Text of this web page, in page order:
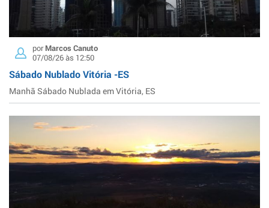
porMarcos Canuto
07/08/26 às 12:50
Sábado Nublado Vitória -ES
Manhã Sábado Nublada em Vitória, ES